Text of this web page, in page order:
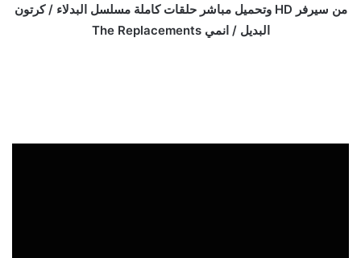
من سيرفر HD وتحميل مباشر حلقات كاملة مسلسل البدلاء / كرتون
البديل / انمي The Replacements